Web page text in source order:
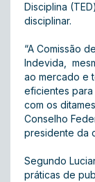
Disciplina
disciplinar.
“A Comissão
Indevida,
ao mercado e
eficientes
com os
Conselho
presidente da
Segundo
práticas de